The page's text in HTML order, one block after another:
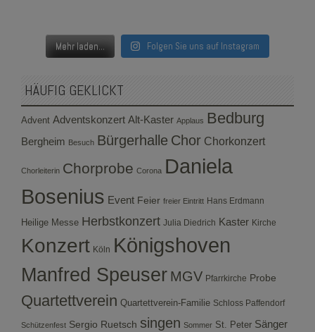
Mehr laden... Folgen Sie uns auf Instagram
HÄUFIG GEKLICKT
Advent Adventskonzert Alt-Kaster Applaus Bedburg
Bergheim Besuch Bürgerhalle Chor Chorkonzert
Chorleiterin Chorprobe Corona Daniela
Bosenius Event Feier freier Eintritt Hans Erdmann
Heilige Messe Herbstkonzert Julia Diedrich Kaster Kirche
Konzert Köln Königshoven
Manfred Speuser MGV Pfarrkirche Probe
Quartettverein Quartettverein-Familie Schloss Paffendorf
Schützenfest Sergio Ruetsch singen Sommer St. Peter Sänger